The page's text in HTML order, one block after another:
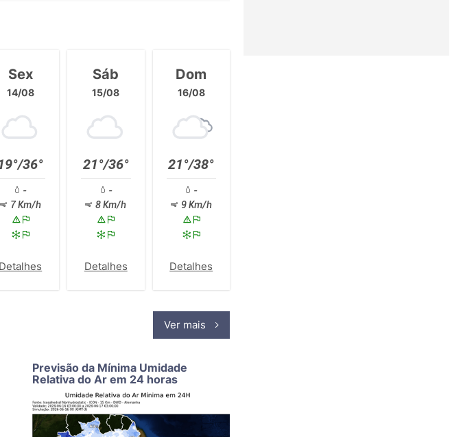
Sex
14/08
36°
-
7 Km/h
Detalhes
Sáb
15/08
21°/36°
-
8 Km/h
Detalhes
Dom
16/08
21°/38°
-
9 Km/h
Detalhes
Ver mais
Previsão da Mínima Umidade
Relativa do Ar em 24 horas